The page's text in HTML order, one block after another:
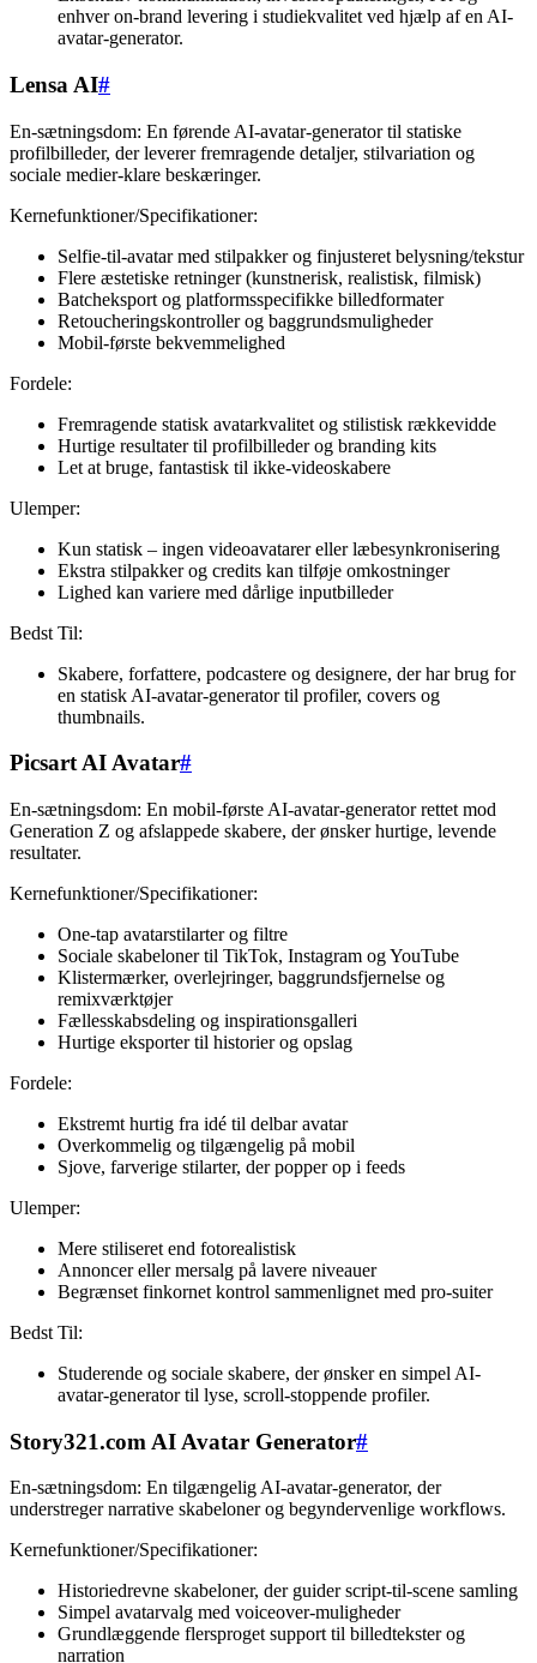
enhver on-brand levering i studiekvalitet ved hjælp af en AI-
avatar-generator.
Lensa AI#
En-sætningsdom: En førende AI-avatar-generator til statiske
profilbilleder, der leverer fremragende detaljer, stilvariation og
sociale medier-klare beskæringer.
Kernefunktioner/Specifikationer:
Selfie-til-avatar med stilpakker og finjusteret belysning/tekstur
Flere æstetiske retninger (kunstnerisk, realistisk, filmisk)
Batcheksport og platformsspecifikke billedformater
Retoucheringskontroller og baggrundsmuligheder
Mobil-første bekvemmelighed
Fordele:
Fremragende statisk avatarkvalitet og stilistisk rækkevidde
Hurtige resultater til profilbilleder og branding kits
Let at bruge, fantastisk til ikke-videoskabere
Ulemper:
Kun statisk – ingen videoavatarer eller læbesynkronisering
Ekstra stilpakker og credits kan tilføje omkostninger
Lighed kan variere med dårlige inputbilleder
Bedst Til:
Skabere, forfattere, podcastere og designere, der har brug for
en statisk AI-avatar-generator til profiler, covers og
thumbnails.
Picsart AI Avatar#
En-sætningsdom: En mobil-første AI-avatar-generator rettet mod
Generation Z og afslappede skabere, der ønsker hurtige, levende
resultater.
Kernefunktioner/Specifikationer:
One-tap avatarstilarter og filtre
Sociale skabeloner til TikTok, Instagram og YouTube
Klistermærker, overlejringer, baggrundsfjernelse og
remixværktøjer
Fællesskabsdeling og inspirationsgalleri
Hurtige eksporter til historier og opslag
Fordele:
Ekstremt hurtig fra idé til delbar avatar
Overkommelig og tilgængelig på mobil
Sjove, farverige stilarter, der popper op i feeds
Ulemper:
Mere stiliseret end fotorealistisk
Annoncer eller mersalg på lavere niveauer
Begrænset finkornet kontrol sammenlignet med pro-suiter
Bedst Til:
Studerende og sociale skabere, der ønsker en simpel AI-
avatar-generator til lyse, scroll-stoppende profiler.
Story321.com AI Avatar Generator#
En-sætningsdom: En tilgængelig AI-avatar-generator, der
understreger narrative skabeloner og begyndervenlige workflows.
Kernefunktioner/Specifikationer:
Historiedrevne skabeloner, der guider script-til-scene samling
Simpel avatarvalg med voiceover-muligheder
Grundlæggende flersproget support til billedtekster og
narration